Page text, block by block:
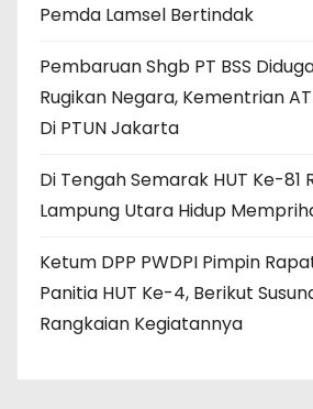
Pemda Lamsel Bertindak
Pembaruan Shgb PT BSS
Rugikan Negara, Kementrian
Di PTUN Jakarta
Di Tengah Semarak HUT Ke-81
Lampung Utara Hidup
Ketum DPP PWDPI Pimpin
Panitia HUT Ke-4, Berikut
Rangkaian Kegiatannya